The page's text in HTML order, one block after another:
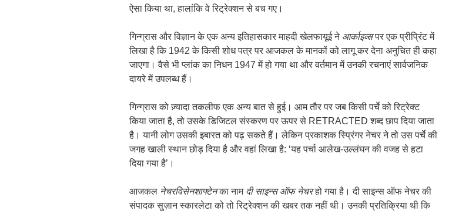
ऐसा किया था, हालांकि वे रिट्रेक्शन से बच गए।
गिन्ग्रास और विज्ञान के एक अन्य इतिहासकार माहदी खेलफायूई ने आर्काइव्सपर एक प्रीप्रिंट में
लिखा है कि 1942 के किसी शोध पत्र पर आजकल के मानकों को लागू कर देना अनुचित ही कहा
जाएगा। वैसे भी प्लांक का निधन 1947 में हो गया था और वर्तमान में उनकी रचनाएं सार्वजनिक
दायरे में उपलब्ध हैं।
गिन्ग्रास को ज़्यादा तकलीफ एक अन्य बात से हुई। आम तौर पर जब किसी पर्चे को रिट्रेक्ट
किया जाता है, तो उसके डिजिटल संस्करण पर ऊपर से RETRACTED शब्द छाप दिया जाता
है। यानी लोग उसकी इबारत को पढ़ सकते हैं। लेकिन प्रकाशक स्प्रिंगर नेचर ने तो उस पर्चे की
जगह खाली स्थान छोड़ दिया है और वहां लिखा है: ‘यह पर्चा आलेख-उल्लंघन की वजह से हटा
दिया गया है’।
आजकल नेचरविसेनशाफ्टेनका नाम दी साइन्स ऑफ नेचरहो गया है। दी साइन्स ऑफ नेचर की
संपादक सुज़ान स्कारलेटा को तो रिट्रेक्शन की खबर तक नहीं थी। उनकी प्रतिक्रिया थी कि